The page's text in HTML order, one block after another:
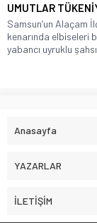
UMUTLAR
Samsun’un Alaçam
kenarında elbiseleri
yabancı uyruklu
Anasayfa
YAZARLAR
İLETİŞİM